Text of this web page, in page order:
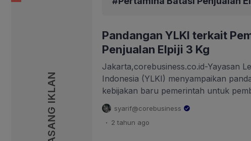
PASANG IKLAN
Pandangan YLKI terkait
Penjualan Elpiji 3 Kg
Jakarta,corebusiness.co.id-Yayasan
Indonesia (YLKI) menyampaikan
kebijakan baru pemerintah untuk
kilogram (kg) hanya boleh di
Tidak boleh lagi beli di pengecer.
pemerintah ini, Pengurus Harian YLKI,
syarif@corebusiness
. 2 tahun ago